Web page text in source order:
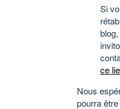
Si
ce
Nous
pourra